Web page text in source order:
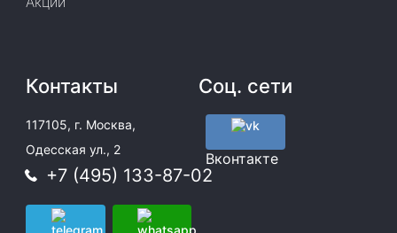
Контакты
117105, г. Москва,
Одесская ул., 2
+7 (495) 133-87-02
Соц. сети
Вконтакте